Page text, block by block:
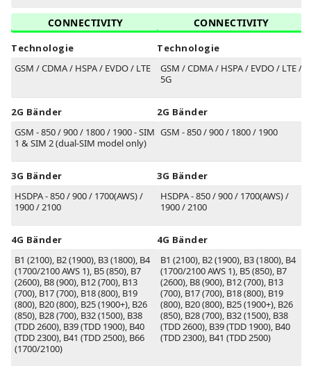
CONNECTIVITY
Technologie
GSM / CDMA / HSPA / EVDO / LTE
2G Bänder
GSM - 850 / 900 / 1800 / 1900 - SIM
1 & SIM 2 (dual-SIM model only)
3G Bänder
HSDPA - 850 / 900 / 1700(AWS) /
1900 / 2100
4G Bänder
B1 (2100), B2(1900), B3(1800), B4
(1700/2100 AWS 1), B5(850), B7
(2600), B8(900), B12(700), B13
(700), B17(700), B18(800), B19
(800), B20(800), B25(1900+), B26
(850), B28(700), B32(1500), B38
(TDD 2600), B39(TDD 1900), B40
(TDD 2300), B41 (TDD 2500), B66
(1700/2100)
CONNECTIVITY
Technologie
GSM / CDMA / HSPA / EVDO / LTE /
5G
2G Bänder
GSM - 850 / 900 / 1800 / 1900
3G Bänder
HSDPA - 850 / 900 / 1700(AWS) /
1900 / 2100
4G Bänder
B1 (2100), B2(1900), B3(1800), B4
(1700/2100 AWS 1), B5(850), B7
(2600), B8(900), B12(700), B13
(700), B17(700), B18(800), B19
(800), B20(800), B25(1900+), B26
(850), B28(700), B32(1500), B38
(TDD 2600), B39(TDD 1900), B40
(TDD 2300), B41 (TDD 2500)